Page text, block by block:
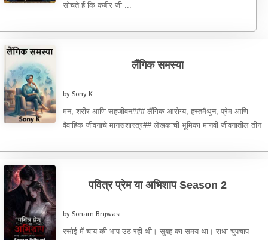
सोचते हैं कि कबीर जी ...
लैंगिक समस्या
by Sony K
मन, शरीर आणि सहजीवन### लैंगिक आरोग्य, हस्तमैथुन, प्रेम आणि
वैवाहिक जीवनाचे मानसशास्त्र## लेखकाची भूमिका मानवी जीवनातील तीन
पवित्र प्रेम या अभिशाप Season 2
by Sonam Brijwasi
रसोई में चाय की भाप उठ रही थी। सुबह का समय था। राधा चुपचाप